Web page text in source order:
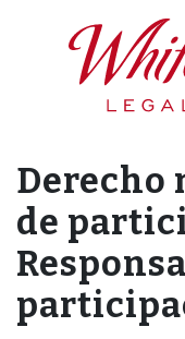
Main
Derecho
de